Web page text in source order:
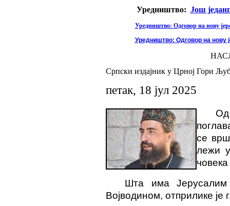
Уредништво: Још
Уредништво: Одговор на нову
Уредништво: Одговор на нову
Српски издајник у Црној Гори
петак, 18 јул 2025
Од
се
лежи
Шта има
Војводином, отприлике је